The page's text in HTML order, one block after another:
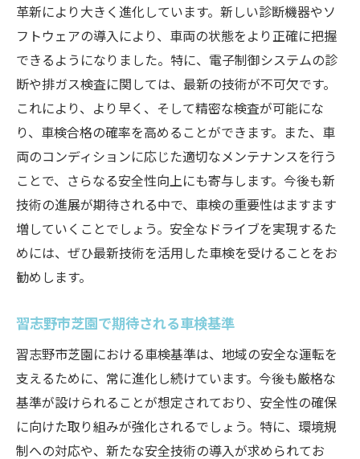
革新により大きく進化しています。新しい診断機器やソ
フトウェアの導入により、車両の状態をより正確に把握
できるようになりました。特に、電子制御システムの診
断や排ガス検査に関しては、最新の技術が不可欠です。
これにより、より早く、そして精密な検査が可能にな
り、車検合格の確率を高めることができます。また、車
両のコンディションに応じた適切なメンテナンスを行う
ことで、さらなる安全性向上にも寄与します。今後も新
技術の進展が期待される中で、車検の重要性はますます
増していくことでしょう。安全なドライブを実現するた
めには、ぜひ最新技術を活用した車検を受けることをお
勧めします。
習志野市芝園で期待される車検基準
習志野市芝園における車検基準は、地域の安全な運転を
支えるために、常に進化し続けています。今後も厳格な
基準が設けられることが想定されており、安全性の確保
に向けた取り組みが強化されるでしょう。特に、環境規
制への対応や、新たな安全技術の導入が求められてお